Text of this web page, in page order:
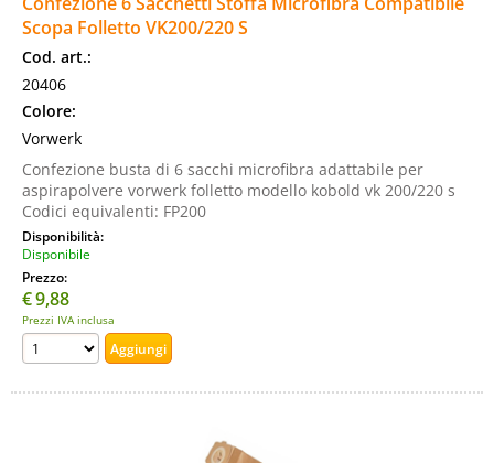
Scopa Folletto VK200/220 S
Cod. art.:
20406
Colore:
Vorwerk
Confezione busta di 6 sacchi microfibra adattabile per
aspirapolvere vorwerk folletto modello kobold vk 200/220 s
Codici equivalenti: FP200
Disponibilità:
Disponibile
Prezzo:
€9,88
Prezzi IVA inclusa